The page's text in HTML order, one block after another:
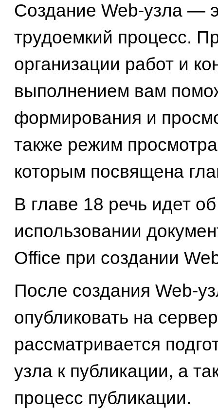
Создание Web-узла —
трудоемкий процесс.
организации работ и
выполнением вам
формирования и
также режим
которым посвящена
В главе 18 речь идет об
использовании
Office при создании
После создания Web-
опубликовать на
рассматривается
узла к публикации, а
процесс публикации.